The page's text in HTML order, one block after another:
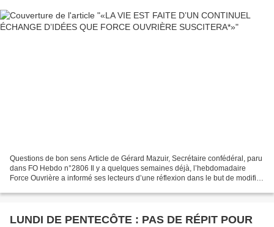
Questions de bon sens Article de Gérard Mazuir, Secrétaire confédéral, paru
dans FO Hebdo n°2806 Il y a quelques semaines déjà, l’hebdomadaire
Force Ouvrière a informé ses lecteurs d’une réflexion dans le but de modifier
LUNDI DE PENTECÔTE : PAS DE RÉPIT POUR